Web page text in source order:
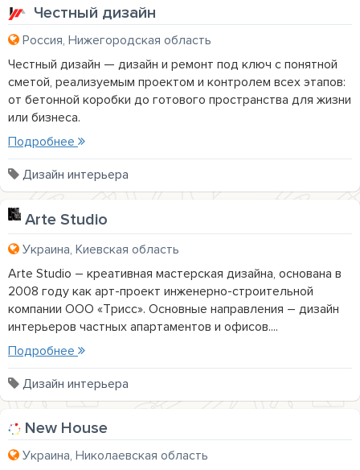
Честный дизайн
Россия, Нижегородская область
Честный дизайн — дизайн и ремонт под ключ с понятной
сметой, реализуемым проектом и контролем всех этапов:
от бетонной коробки до готового пространства для жизни
или бизнеса.
Подробнее
Дизайн интерьера
Arte Studio
Украина, Киевская область
Arte Studio – креативная мастерская дизайна, основана в
2008 году как арт-проект инженерно-строительной
компании ООО «Трисс». Основные направления – дизайн
интерьеров частных апартаментов и офисов....
Подробнее
Дизайн интерьера
New House
Украина, Николаевская область